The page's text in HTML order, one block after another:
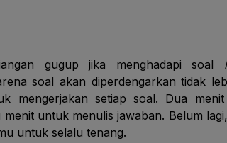
gugup jika menghadapi soal
soal akan diperdengarkan tidak
mengerjakan setiap soal. Dua
menit untuk menulis jawaban. Belum
untuk selalu tenang.